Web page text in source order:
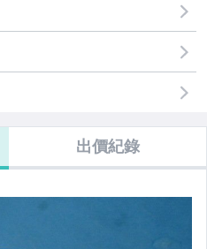
出價紀錄